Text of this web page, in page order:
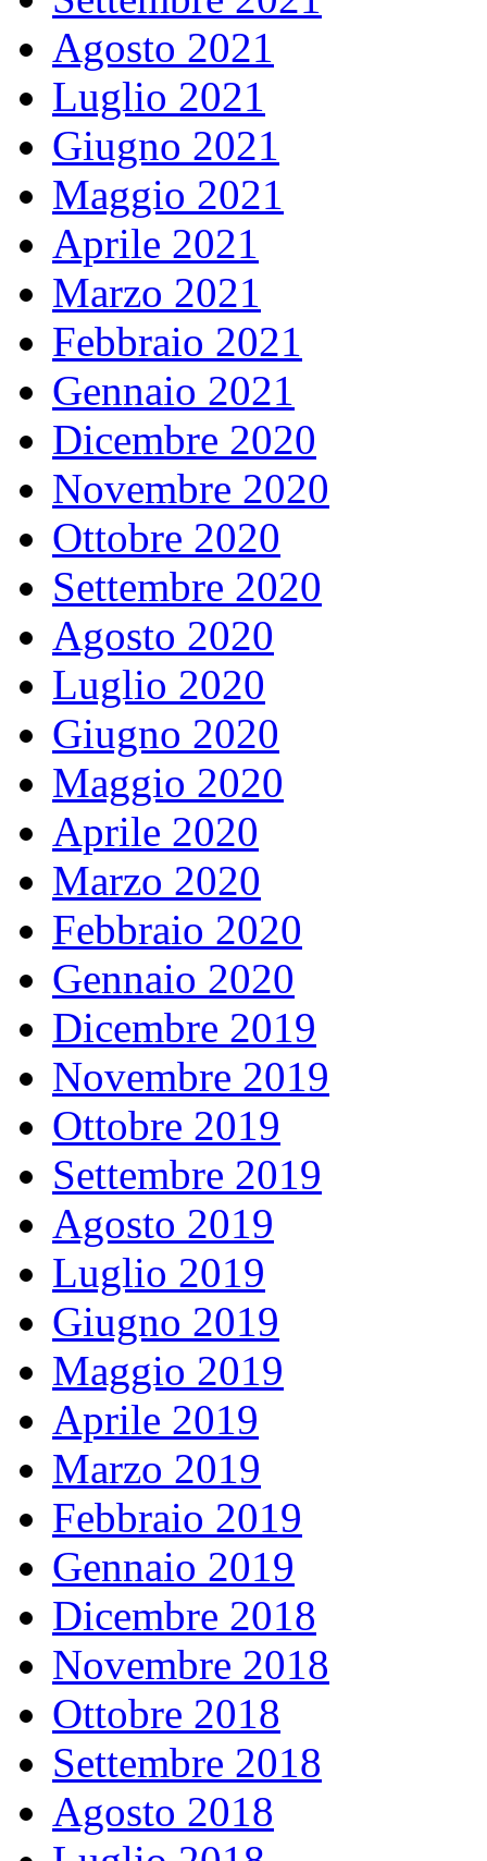
Agosto 2021
Luglio 2021
Giugno 2021
Maggio 2021
Aprile 2021
Marzo 2021
Febbraio 2021
Gennaio 2021
Dicembre 2020
Novembre 2020
Ottobre 2020
Settembre 2020
Agosto 2020
Luglio 2020
Giugno 2020
Maggio 2020
Aprile 2020
Marzo 2020
Febbraio 2020
Gennaio 2020
Dicembre 2019
Novembre 2019
Ottobre 2019
Settembre 2019
Agosto 2019
Luglio 2019
Giugno 2019
Maggio 2019
Aprile 2019
Marzo 2019
Febbraio 2019
Gennaio 2019
Dicembre 2018
Novembre 2018
Ottobre 2018
Settembre 2018
Agosto 2018